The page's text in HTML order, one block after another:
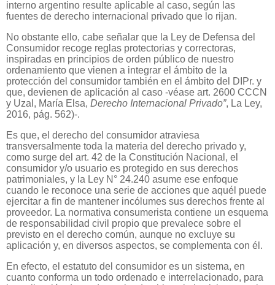
interno argentino resulte aplicable al caso, según las
fuentes de derecho internacional privado que lo rijan.
No obstante ello, cabe señalar que la Ley de Defensa del
Consumidor recoge reglas protectorias y correctoras,
inspiradas en principios de orden público de nuestro
ordenamiento que vienen a integrar el ámbito de la
protección del consumidor también en el ámbito del DIPr. y
que, devienen de aplicación al caso -véase art. 2600 CCCN
y Uzal, María Elsa, Derecho Internacional Privado”, La Ley,
2016, pág. 562)-.
Es que, el derecho del consumidor atraviesa
transversalmente toda la materia del derecho privado y,
como surge del art. 42 de la Constitución Nacional, el
consumidor y/o usuario es protegido en sus derechos
patrimoniales, y la Ley N° 24.240 asume ese enfoque
cuando le reconoce una serie de acciones que aquél puede
ejercitar a fin de mantener incólumes sus derechos frente al
proveedor. La normativa consumerista contiene un esquema
de responsabilidad civil propio que prevalece sobre el
previsto en el derecho común, aunque no excluye su
aplicación y, en diversos aspectos, se complementa con él.
En efecto, el estatuto del consumidor es un sistema, en
cuanto conforma un todo ordenado e interrelacionado, para